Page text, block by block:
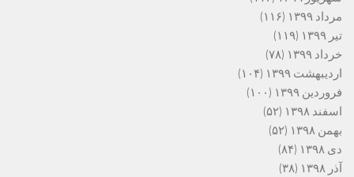
مرداد ۱۳۹۹
(۱۱۶)
تیر ۱۳۹۹
(۱۱۹)
خرداد ۱۳۹۹
(۷۸)
اردیبهشت ۱۳۹۹
(۱۰۴)
فروردین ۱۳۹۹
(۱۰۰)
اسفند ۱۳۹۸
(۵۲)
بهمن ۱۳۹۸
(۵۲)
دی ۱۳۹۸
(۸۴)
آذر ۱۳۹۸
(۳۸)